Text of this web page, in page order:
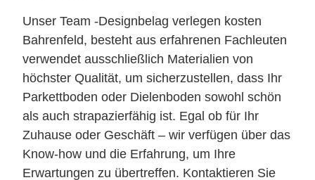
Unser Team -Designbelag verlegen kosten
Bahrenfeld, besteht aus erfahrenen Fachleuten
verwendet ausschließlich Materialien von
höchster Qualität, um sicherzustellen, dass Ihr
Parkettboden oder Dielenboden sowohl schön
als auch strapazierfähig ist. Egal ob für Ihr
Zuhause oder Geschäft – wir verfügen über das
Know-how und die Erfahrung, um Ihre
Erwartungen zu übertreffen. Kontaktieren Sie